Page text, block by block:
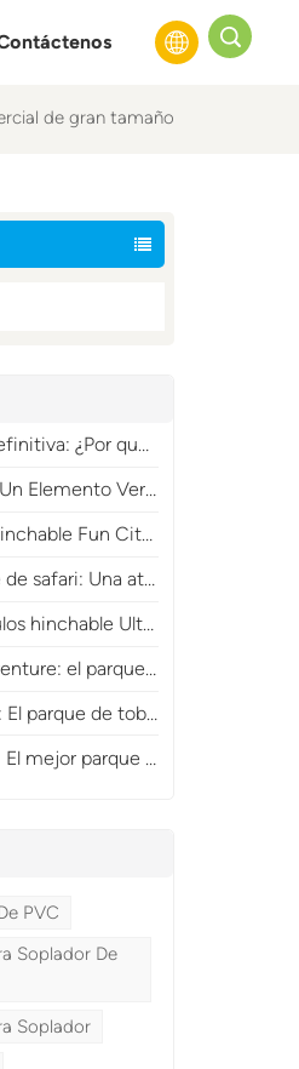
de gran tamaño
de aire inflable necesita una funda?
Eventos Tropicales Imprescindible
de gran rentabilidad con temática de carnaval.
de la jungla que genera grandes ingresos.
Playland para diversión comercial.
acuático inflable prehistórico
inflables con forma de panda
y toboganes inflables con temática pirata.
PVC
Soplador De
Soplador